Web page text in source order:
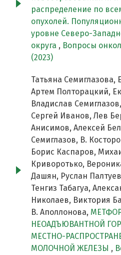
распределение по
опухолей.
уровне Северо-
округа , Вопросы
(2023)
Татьяна
Артем Полторацкий,
Владислав
Сергей Иванов, Лев
Анисимов, Алексей
Семиглазов, В.
Борис Каспаров,
Криворотько,
Дашян, Руслан
Тенгиз Табагуа,
Николаев, Виктория
В. Аполлонова,
НЕОАДЪЮВАНТНОЙ
МЕСТНО-
МОЛОЧНОЙ ЖЕЛЕЗЫ ,